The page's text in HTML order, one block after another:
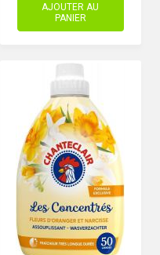
AJOUTER AU
PANIER